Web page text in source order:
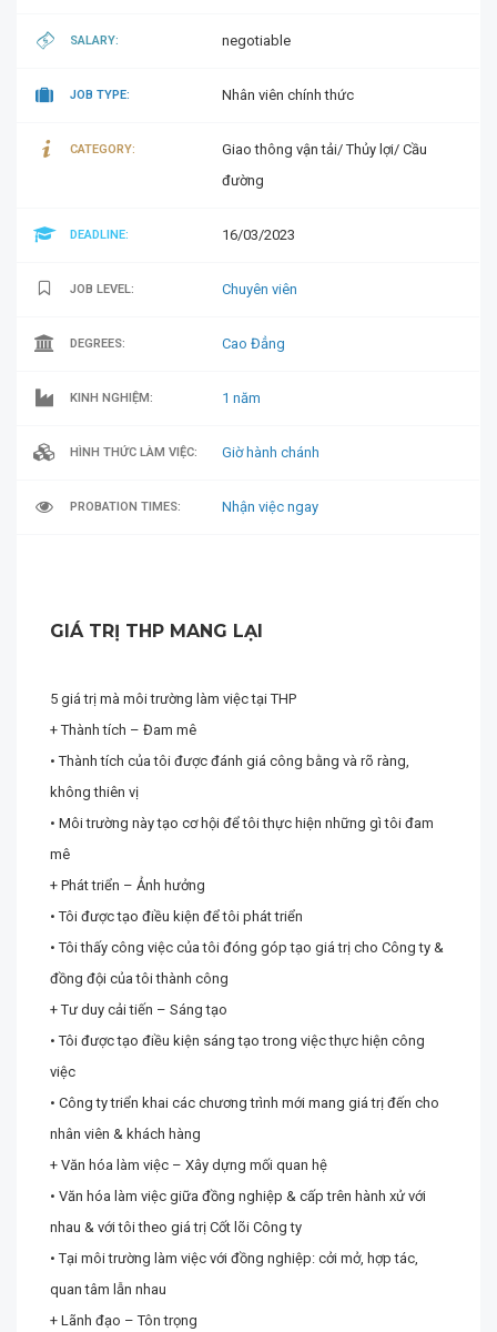
SALARY: negotiable
JOB TYPE: Nhân viên chính thức
CATEGORY:
Giao thông vận tải/ Thủy lợi/ Cầu
đường
DEADLINE: 16/03/2023
JOB LEVEL: Chuyên viên
DEGREES: Cao Đẳng
KINH NGHIỆM: 1 năm
HÌNH THỨC LÀM VIỆC: Giờ hành chánh
PROBATION TIMES: Nhận việc ngay
GIÁ TRỊ THP MANG LẠI
5 giá trị mà môi trường làm việc tại THP
+ Thành tích – Đam mê
• Thành tích của tôi được đánh giá công bằng và rõ ràng,
không thiên vị
• Môi trường này tạo cơ hội để tôi thực hiện những gì tôi đam
mê
+ Phát triển – Ảnh hưởng
• Tôi được tạo điều kiện để tôi phát triển
• Tôi thấy công việc của tôi đóng góp tạo giá trị cho Công ty &
đồng đội của tôi thành công
+ Tư duy cải tiến – Sáng tạo
• Tôi được tạo điều kiện sáng tạo trong việc thực hiện công
việc
• Công ty triển khai các chương trình mới mang giá trị đến cho
nhân viên & khách hàng
+ Văn hóa làm việc – Xây dựng mối quan hệ
• Văn hóa làm việc giữa đồng nghiệp & cấp trên hành xử với
nhau & với tôi theo giá trị Cốt lõi Công ty
• Tại môi trường làm việc với đồng nghiệp: cởi mở, hợp tác,
quan tâm lẫn nhau
+ Lãnh đạo – Tôn trọng